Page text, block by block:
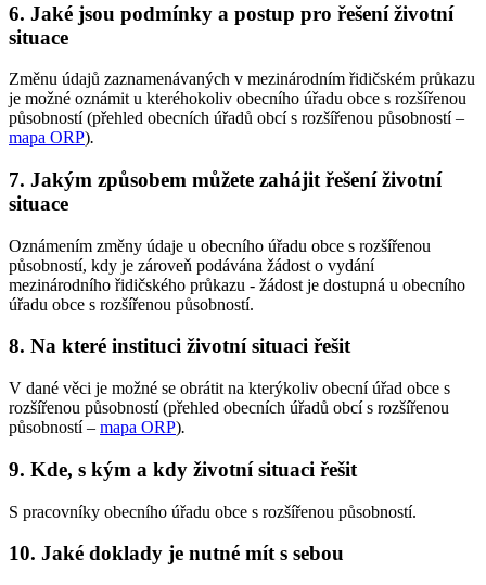
6. Jaké jsou podmínky a postup pro řešení životní
situace
Změnu údajů zaznamenávaných v mezinárodním řidičském průkazu
je možné oznámit u kteréhokoliv obecního úřadu obce s rozšířenou
působností (přehled obecních úřadů obcí s rozšířenou působností –
mapa ORP).
7. Jakým způsobem můžete zahájit řešení životní
situace
Oznámením změny údaje u obecního úřadu obce s rozšířenou
působností, kdy je zároveň podávána žádost o vydání
mezinárodního řidičského průkazu - žádost je dostupná u obecního
úřadu obce s rozšířenou působností.
8. Na které instituci životní situaci řešit
V dané věci je možné se obrátit na kterýkoliv obecní úřad obce s
rozšířenou působností (přehled obecních úřadů obcí s rozšířenou
působností – mapa ORP).
9. Kde, s kým a kdy životní situaci řešit
S pracovníky obecního úřadu obce s rozšířenou působností.
10. Jaké doklady je nutné mít s sebou